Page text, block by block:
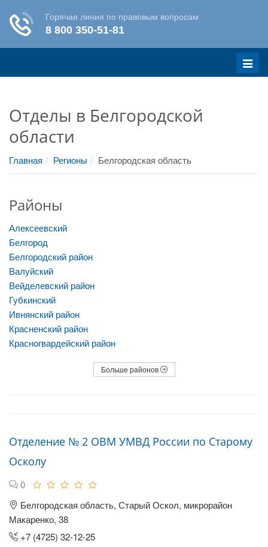
Меню
Отделы в Белгородской
области
Главная Регионы Белгородская область
Районы
Алексеевский
Белгород
Белгородский район
Валуйский
Вейделевский район
Губкинский
Ивнянский район
Красненский район
Красногвардейский район
Больше районов
Отделение № 2 ОВМ УМВД России по Старому
Осколу
0
Белгородская область, Старый Оскол, микрорайон
Макаренко, 38
+7 (4725) 32-12-25